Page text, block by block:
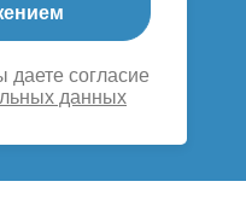
даете согласие
данных